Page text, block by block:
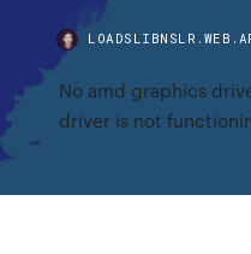
No amd graphics
driver is not